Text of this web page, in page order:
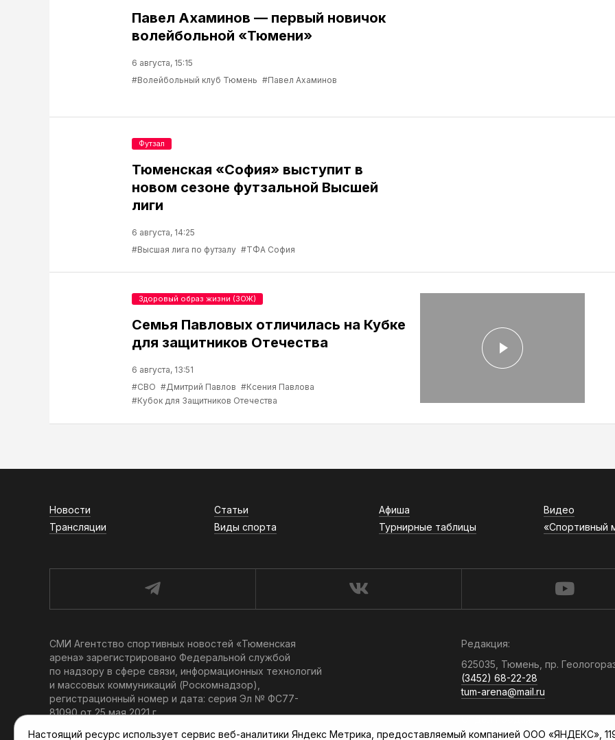
Павел Ахаминов — первый новичок
волейбольной «Тюмени»
6 августа, 15:15
#Волейбольный клуб Тюмень #Павел Ахаминов
Тюменская «София» выступит в
новом сезоне футзальной Высшей
лиги
6 августа, 14:25
#Высшая лига по футзалу #ТФА София
Футзал
Семья Павловых отличилась на Кубке
для защитников Отечества
6 августа, 13:51
#СВО #Дмитрий Павлов #Ксения Павлова
#Кубок для Защитников Отечества
Здоровый образ жизни (ЗОЖ)
Новости Статьи Афиша Видео
Трансляции
Виды спорта Турнирные таблицы «Спортивный
СМИ Агентство спортивных новостей «Тюменская
арена» зарегистрировано Федеральной службой
по надзору в сфере связи, информационных технологий
и массовых коммуникаций (Роскомнадзор),
регистрационный номер и дата: серия Эл № ФС77-
81090 от 25 мая 2021 г.
Редакция:
625035, Тюмень, пр.
(3452) 68-22-28
tum-arena@mail.ru
Отдел продаж:
Настоящий ресурс использует сервис веб-аналитики Яндекс Метрика, предоставляемый компанией ООО «ЯНДЕКС»,